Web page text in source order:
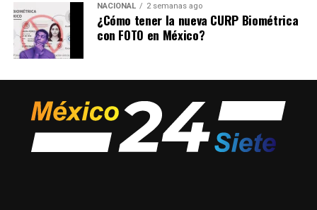
NACIONAL 2 semanas ago
¿Cómo tener la nueva CURP Biométrica
con FOTO en México?